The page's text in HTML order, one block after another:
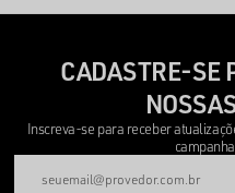
CADASTRE-SE
Inscreva-se para receber